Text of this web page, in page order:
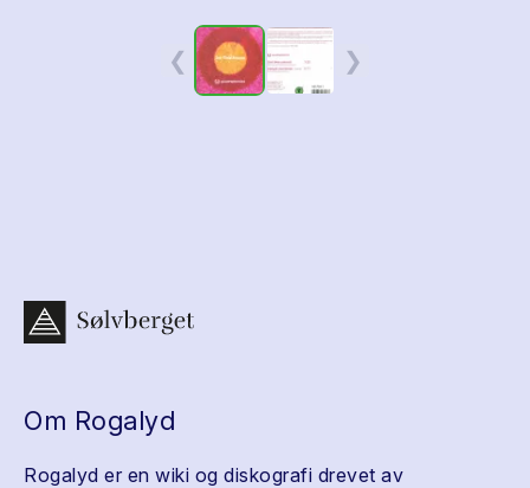
❮ ❯
Om Rogalyd
Rogalyd er en wiki og diskografi drevet av